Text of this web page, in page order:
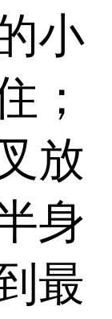
小
；
放
身
最